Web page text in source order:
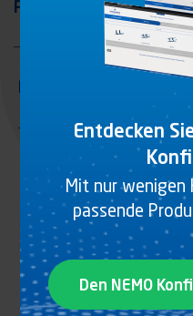
Entdecken
Mit nur wenigen
passende
Den NEMO